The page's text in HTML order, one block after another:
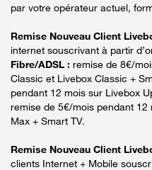
par votre opérateur actuel,
Remise Nouveau Client
internet souscrivant à partir
Fibre/ADSL : remise de 8€/
Classic et Livebox Classic +
pendant 12 mois sur Livebox
remise de 5€/mois pendant
Max + Smart TV.
Remise Nouveau Client
clients Internet + Mobile